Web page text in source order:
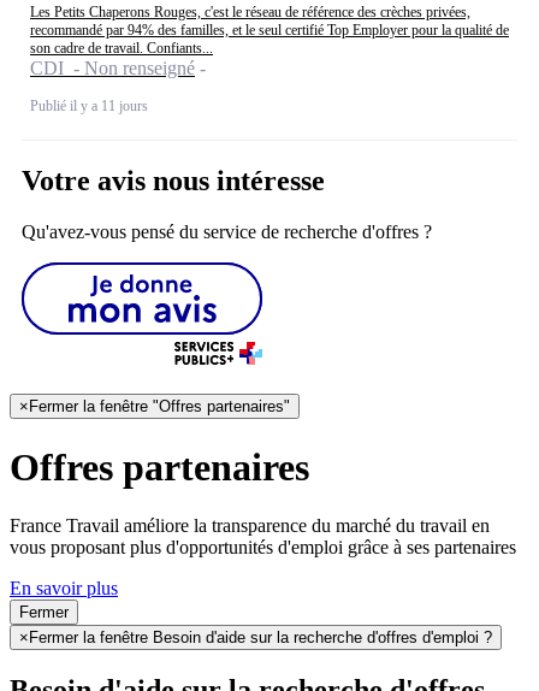
Les Petits Chaperons Rouges, c'est le réseau de référence des crèches privées,
recommandé par 94% des familles, et le seul certifié Top Employer pour la qualité de
son cadre de travail. Confiants...
CDI - Non renseigné
Publié il y a 11 jours
Votre avis nous intéresse
Qu'avez-vous pensé du service de recherche d'offres ?
× Fermer la fenêtre "Offres partenaires"
Offres partenaires
France Travail améliore la transparence du marché du travail en
vous proposant plus d'opportunités d'emploi grâce à ses partenaires
En savoir plus
Fermer
× Fermer la fenêtre Besoin d'aide sur la recherche d'offres d'emploi ?